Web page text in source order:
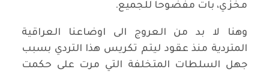
مخزي، بات مفضوحا للجميع.
وهنا لا بد من العروج الى اوضاعنا العراقية
المتردية منذ عقود ليتم تكريس هذا التردي بسبب
جهل السلطات المتخلفة التي مرت على حكمت